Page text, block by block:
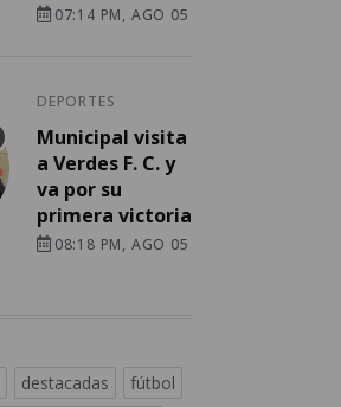
07:14 PM, AGO 05
DEPORTES
Municipal visita
a Verdes F. C. y
va por su
primera victoria
08:18 PM, AGO 05
destacadas fútbol